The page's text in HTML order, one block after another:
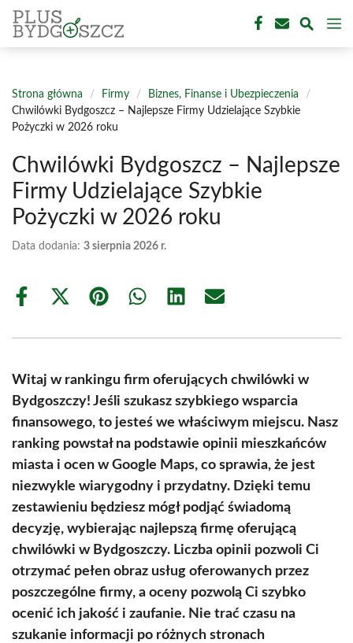
Przejdź
do
treści
Strona główna / Firmy / Biznes, Finanse i Ubezpieczenia
/
Chwilówki Bydgoszcz – Najlepsze Firmy Udzielające Szybkie
Pożyczki w 2026 roku
Chwilówki Bydgoszcz – Najlepsze
Firmy Udzielające Szybkie
Pożyczki w 2026 roku
Data dodania: 3 sierpnia 2026 r.
Share
Share
(Twitter)
Share Share Share Share
Witaj w rankingu firm oferujących chwilówki w
Bydgoszczy! Jeśli szukasz szybkiego wsparcia
finansowego, to jesteś we właściwym miejscu. Nasz
ranking powstał na podstawie opinii mieszkańców
miasta i ocen w Google Maps, co sprawia, że jest
niezwykle wiarygodny i przydatny. Dzięki temu
zestawieniu będziesz mógł podjąć świadomą
decyzję, wybierając najlepszą firmę oferującą
chwilówki w Bydgoszczy. Liczba opinii pozwoli Ci
otrzymać pełen obraz usług oferowanych przez
poszczególne firmy, a oceny pozwolą Ci szybko
ocenić ich jakość i zaufanie. Nie trać czasu na
szukanie informacji po różnych stronach